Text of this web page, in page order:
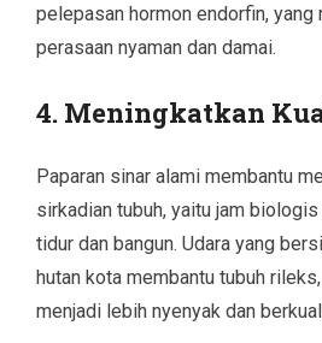
pelepasan hormon endorfin, yang
perasaan nyaman dan damai.
4. Meningkatkan
Paparan sinar alami membantu
sirkadian tubuh, yaitu jam
tidur dan bangun. Udara yang
hutan kota membantu tubuh
menjadi lebih nyenyak dan